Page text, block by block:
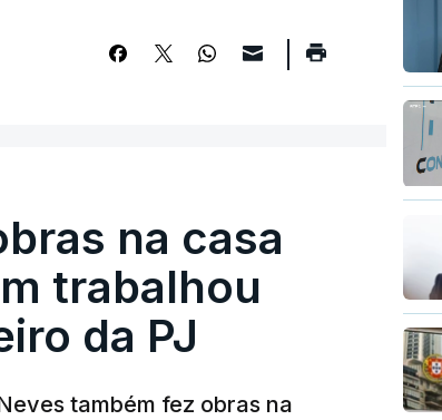
na casa
trabalhou
da PJ
também fez obras na